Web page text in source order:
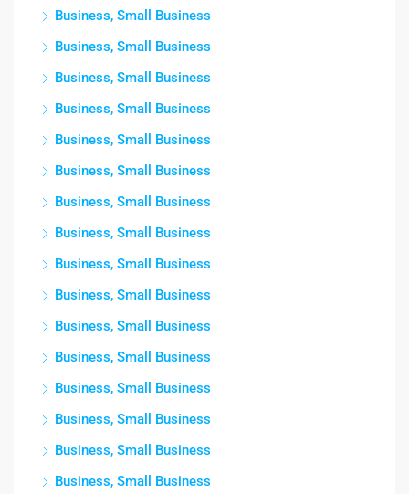
Business, Small Business
Business, Small Business
Business, Small Business
Business, Small Business
Business, Small Business
Business, Small Business
Business, Small Business
Business, Small Business
Business, Small Business
Business, Small Business
Business, Small Business
Business, Small Business
Business, Small Business
Business, Small Business
Business, Small Business
Business, Small Business